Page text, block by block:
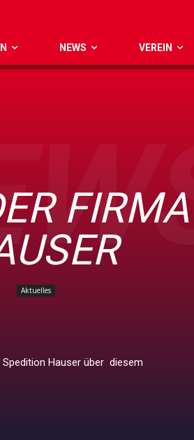
NEWS VEREIN
Aktuelles
Hauser über diesem